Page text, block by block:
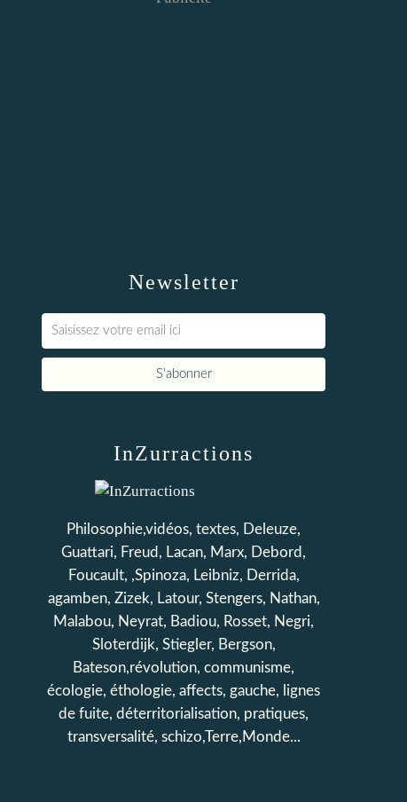
Newsletter
InZurractions
Philosophie,vidéos, textes, Deleuze,
Guattari, Freud, Lacan, Marx, Debord,
Foucault, ,Spinoza, Leibniz, Derrida,
agamben, Zizek, Latour, Stengers, Nathan,
Malabou, Neyrat, Badiou, Rosset, Negri,
Sloterdijk, Stiegler, Bergson,
Bateson,révolution, communisme,
écologie, éthologie, affects, gauche, lignes
de fuite, déterritorialisation, pratiques,
transversalité, schizo,Terre,Monde...